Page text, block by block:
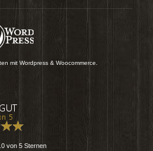
mit Wordpress & Woocommerce.
von 5 Sternen